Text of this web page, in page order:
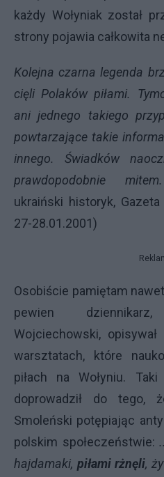
każdy Wołyniak został
strony pojawia całkowita
Kolejna czarna legenda
cięli Polaków piłami.
ani jednego takiego
powtarzające takie
innego. Świadków
prawdopodobnie mitem.
ukraiński historyk,
27-28.01.2001)
Osobiście pamiętam
pewien
Wojciechowski,
warsztatach, które
piłach na Wołyniu.
doprowadził do tego,
Smoleński potępiając
polskim społeczeństwie:
hajdamaki, piłami rżnęli,